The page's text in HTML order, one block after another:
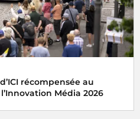
récompensée au
Média 2026